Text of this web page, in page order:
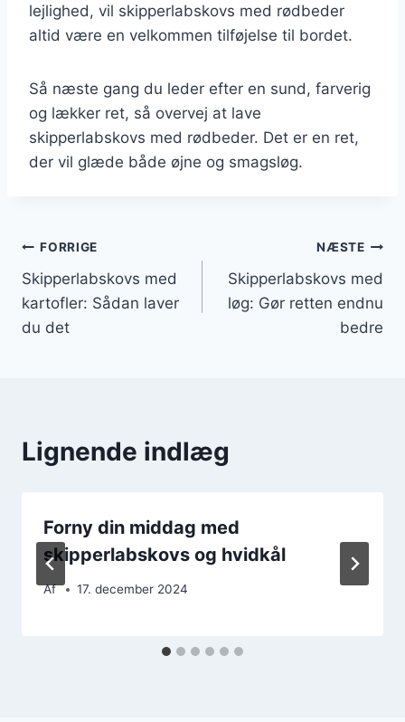
lejlighed, vil skipperlabskovs med rødbeder
altid være en velkommen tilføjelse til bordet.
Så næste gang du leder efter en sund, farverig
og lækker ret, så overvej at lave
skipperlabskovs med rødbeder. Det er en ret,
der vil glæde både øjne og smagsløg.
Indlægsnavigation
FORRIGE
Skipperlabskovs med
kartofler: Sådan laver
du det
NÆSTE
Skipperlabskovs med
løg: Gør retten endnu
bedre
Lignende indlæg
Forny din middag med
skipperlabskovs og hvidkål
Af 17. december 2024